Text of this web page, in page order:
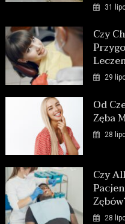
31
Czy
29
Od
Zęba
28
Czy
28